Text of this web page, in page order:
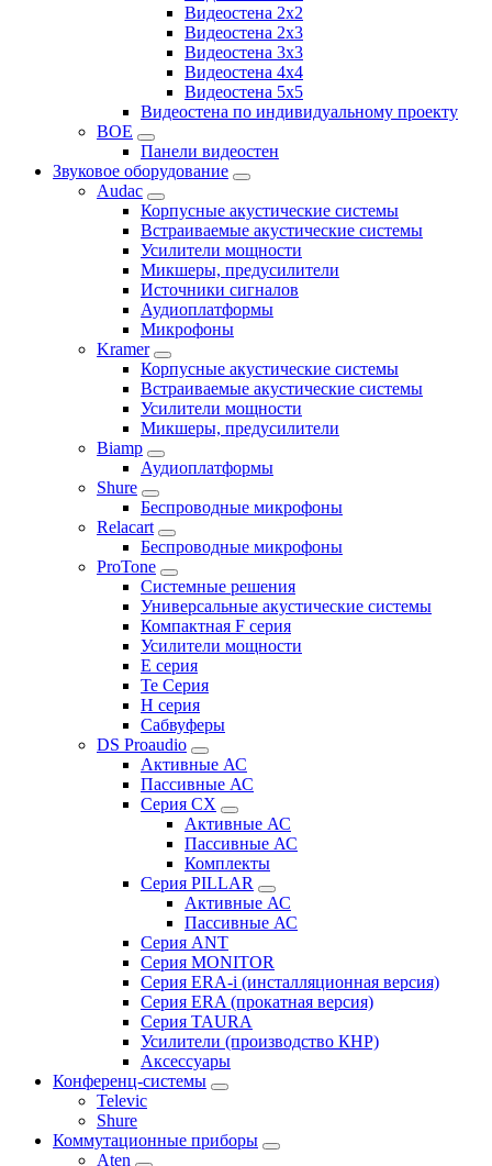
Видеостена 2x2
Видеостена 2x3
Видеостена 3x3
Видеостена 4x4
Видеостена 5x5
Видеостена по индивидуальному проекту
BOE
Панели видеостен
Звуковое оборудование
Audac
Корпусные акустические системы
Встраиваемые акустические системы
Усилители мощности
Микшеры, предусилители
Источники сигналов
Аудиоплатформы
Микрофоны
Kramer
Корпусные акустические системы
Встраиваемые акустические системы
Усилители мощности
Микшеры, предусилители
Biamp
Аудиоплатформы
Shure
Беспроводные микрофоны
Relacart
Беспроводные микрофоны
ProTone
Системные решения
Универсальные акустические системы
Компактная F серия
Усилители мощности
E серия
Te Серия
H серия
Сабвуферы
DS Proaudio
Активные АС
Пассивные АС
Серия CX
Активные АС
Пассивные АС
Комплекты
Серия PILLAR
Активные АС
Пассивные АС
Серия ANT
Серия MONITOR
Серия ERA-i (инсталляционная версия)
Серия ERA (прокатная версия)
Серия TAURA
Усилители (производство КНР)
Аксессуары
Конференц-системы
Televic
Shure
Коммутационные приборы
Aten